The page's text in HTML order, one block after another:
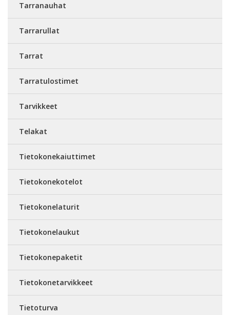
Tarranauhat
Tarrarullat
Tarrat
Tarratulostimet
Tarvikkeet
Telakat
Tietokonekaiuttimet
Tietokonekotelot
Tietokonelaturit
Tietokonelaukut
Tietokonepaketit
Tietokonetarvikkeet
Tietoturva